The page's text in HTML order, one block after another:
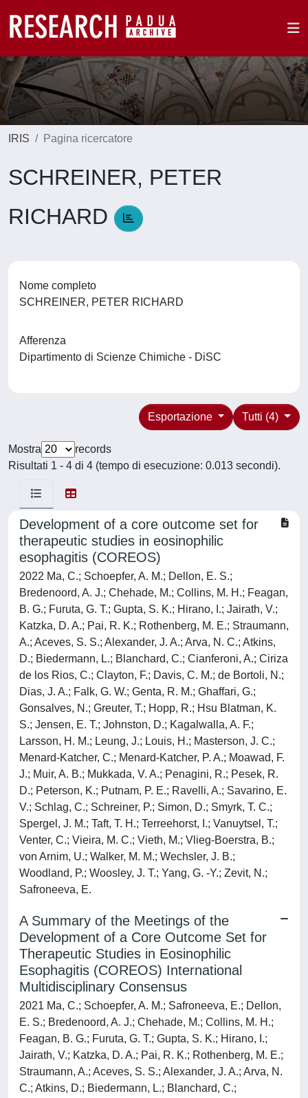
IRIS Pagina ricercatore
SCHREINER, PETER
RICHARD
Nome completo
SCHREINER, PETER RICHARD
Afferenza
Dipartimento di Scienze Chimiche - DiSC
Tutti (4)
Esportazione
Mostra
records
Risultati 1 - 4 di 4 (tempo di esecuzione: 0.013 secondi).
Development of a core outcome set for
therapeutic studies in eosinophilic
esophagitis (COREOS)
2022 Ma, C.; Schoepfer, A. M.; Dellon, E. S.;
Bredenoord, A. J.; Chehade, M.; Collins, M. H.; Feagan,
B. G.; Furuta, G. T.; Gupta, S. K.; Hirano, I.; Jairath, V.;
Katzka, D. A.; Pai, R. K.; Rothenberg, M. E.; Straumann,
A.; Aceves, S. S.; Alexander, J. A.; Arva, N. C.; Atkins,
D.; Biedermann, L.; Blanchard, C.; Cianferoni, A.; Ciriza
de los Rios, C.; Clayton, F.; Davis, C. M.; de Bortoli, N.;
Dias, J. A.; Falk, G. W.; Genta, R. M.; Ghaffari, G.;
Gonsalves, N.; Greuter, T.; Hopp, R.; Hsu Blatman, K.
S.; Jensen, E. T.; Johnston, D.; Kagalwalla, A. F.;
Larsson, H. M.; Leung, J.; Louis, H.; Masterson, J. C.;
Menard-Katcher, C.; Menard-Katcher, P. A.; Moawad, F.
J.; Muir, A. B.; Mukkada, V. A.; Penagini, R.; Pesek, R.
D.; Peterson, K.; Putnam, P. E.; Ravelli, A.; Savarino, E.
V.; Schlag, C.; Schreiner, P.; Simon, D.; Smyrk, T. C.;
Spergel, J. M.; Taft, T. H.; Terreehorst, I.; Vanuytsel, T.;
Venter, C.; Vieira, M. C.; Vieth, M.; Vlieg-Boerstra, B.;
von Arnim, U.; Walker, M. M.; Wechsler, J. B.;
Woodland, P.; Woosley, J. T.; Yang, G. -Y.; Zevit, N.;
Safroneeva, E.
A Summary of the Meetings of the
Development of a Core Outcome Set for
Therapeutic Studies in Eosinophilic
Esophagitis (COREOS) International
Multidisciplinary Consensus
2021 Ma, C.; Schoepfer, A. M.; Safroneeva, E.; Dellon,
E. S.; Bredenoord, A. J.; Chehade, M.; Collins, M. H.;
Feagan, B. G.; Furuta, G. T.; Gupta, S. K.; Hirano, I.;
Jairath, V.; Katzka, D. A.; Pai, R. K.; Rothenberg, M. E.;
Straumann, A.; Aceves, S. S.; Alexander, J. A.; Arva, N.
C.; Atkins, D.; Biedermann, L.; Blanchard, C.;